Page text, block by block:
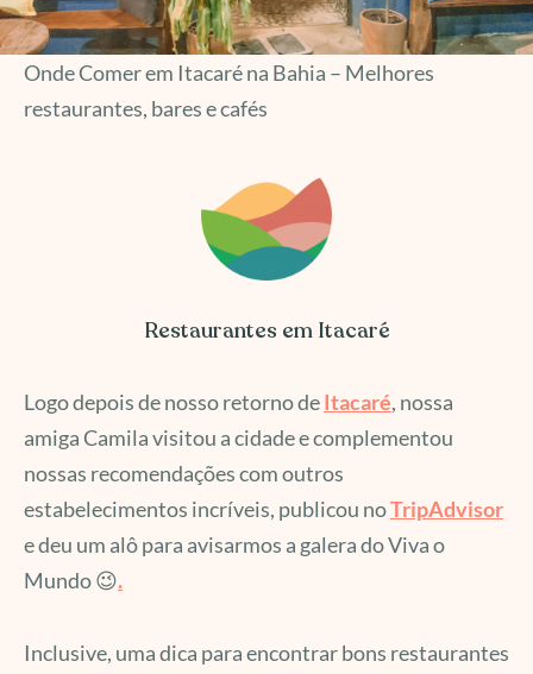
Onde Comer em Itacaré na Bahia – Melhores
restaurantes, bares e cafés
Restaurantes em Itacaré
Logo depois de nosso retorno deItacaré, nossa
amiga Camila visitou a cidade e complementou
nossas recomendações com outros
estabelecimentos incríveis, publicou noTripAdvisor
e deu um alô para avisarmos a galera do Viva o
Mundo 😉.
Inclusive, uma dica para encontrar bons restaurantes